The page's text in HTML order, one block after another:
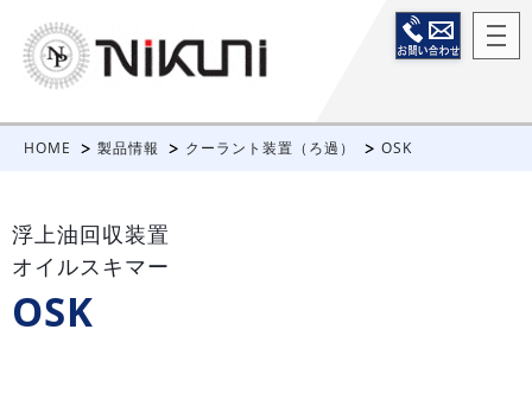
HOME 製品情報 クーラント装置（ろ過） OSK
浮上油回収装置
オイルスキマー
OSK